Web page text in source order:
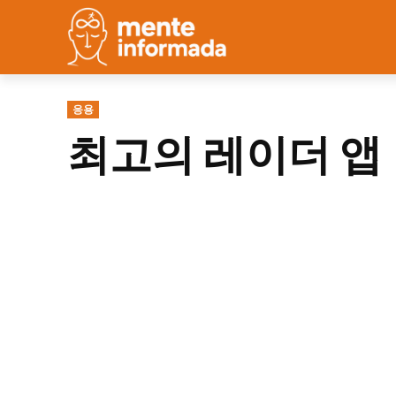
응용
최고의 레이더 앱